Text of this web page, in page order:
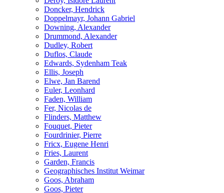
Doncker, Hendrick
Doppelmayr, Johann Gabriel
Downing, Alexander
Drummond, Alexander
Dudley, Robert
Duflos, Claude
Edwards, Sydenham Teak
Ellis, Joseph
Elwe, Jan Barend
Euler, Leonhard
Faden, William
Fer, Nicolas de
Flinders, Matthew
Fouquet, Pieter
Fourdrinier, Pierre
Fricx, Eugene Henri
Fries, Laurent
Garden, Francis
Geographisches Institut Weimar
Goos, Abraham
Goos, Pieter